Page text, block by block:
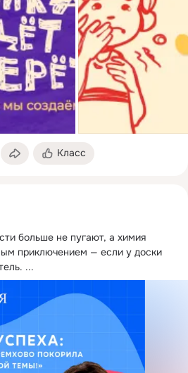
Класс
больше не пугают, а химия
приключением — если у доски
...